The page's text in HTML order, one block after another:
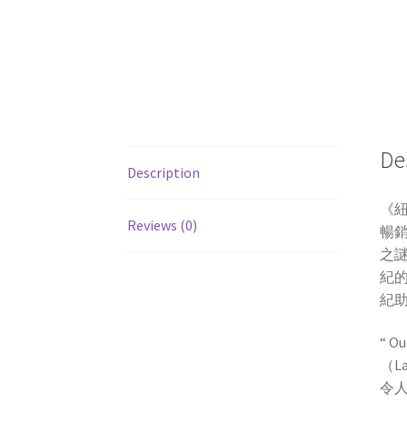
Description
Reviews (0)
《
暢
之
紀
紀
“
（
令